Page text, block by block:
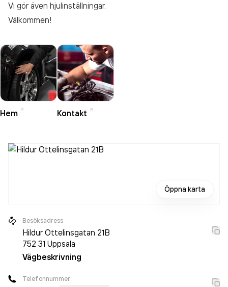
Vi gör även hjulinställningar.
Välkommen!
Hem Kontakt
Öppna karta
Besöksadress
Hildur Ottelinsgatan 21B
752 31 Uppsala
Vägbeskrivning
Telefonnummer